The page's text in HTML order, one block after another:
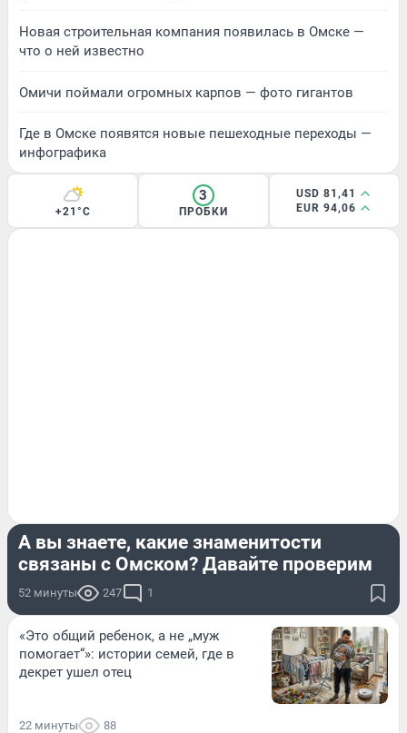
Новая строительная компания появилась в Омске —
что о ней известно
Омичи поймали огромных карпов — фото гигантов
Где в Омске появятся новые пешеходные переходы —
инфографика
+21°C
3
ПРОБКИ
USD 81,41
EUR 94,06
А вы знаете, какие знаменитости
связаны с Омском? Давайте проверим
52 минуты 247 1
«Это общий ребенок, а не „муж
помогает“»: истории семей, где в
декрет ушел отец
22 минуты 88